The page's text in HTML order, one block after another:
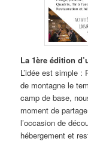
La 1ère édition
L’idée est simple
de montagne le
camp de base,
moment de
l’occasion de
hébergement et